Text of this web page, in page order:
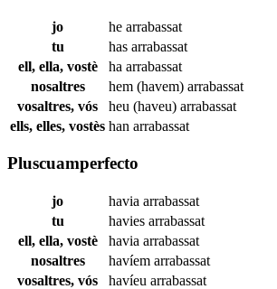
jo he arrabassat
tu
has arrabassat
ell, ella, vostè
ha arrabassat
nosaltres
hem (havem) arrabassat
vosaltres, vós
heu (haveu) arrabassat
ells, elles, vostès han arrabassat
Pluscuamperfecto
jo havia arrabassat
tu
havies arrabassat
ell, ella, vostè
havia arrabassat
nosaltres
havíem arrabassat
vosaltres, vós
havíeu arrabassat